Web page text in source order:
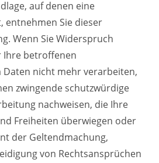
auf denen eine
entnehmen Sie dieser
Wenn Sie Widerspruch
Ihre betroffenen
Daten nicht mehr verarbeiten,
zwingende schutzwürdige
nachweisen, die Ihre
Freiheiten überwiegen oder
der Geltendmachung,
von Rechtsansprüchen